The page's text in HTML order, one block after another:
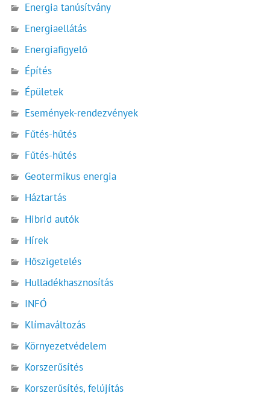
Energia tanúsítvány
Energiaellátás
Energiafigyelő
Építés
Épületek
Események-rendezvények
Fűtés-hűtés
Fűtés-hűtés
Geotermikus energia
Háztartás
Hibrid autók
Hírek
Hőszigetelés
Hulladékhasznosítás
INFÓ
Klímaváltozás
Környezetvédelem
Korszerűsítés
Korszerűsítés, felújítás